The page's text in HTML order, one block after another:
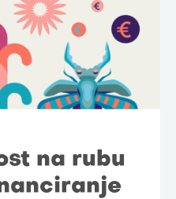
na rubu